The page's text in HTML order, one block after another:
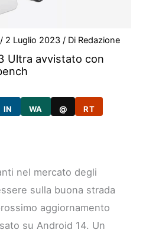
/ 2 Luglio 2023/ Di Redazione
Ultra avvistato con
IN WA @ RT
nel mercato degli
sulla buona strada
aggiornamento
su Android 14. Un